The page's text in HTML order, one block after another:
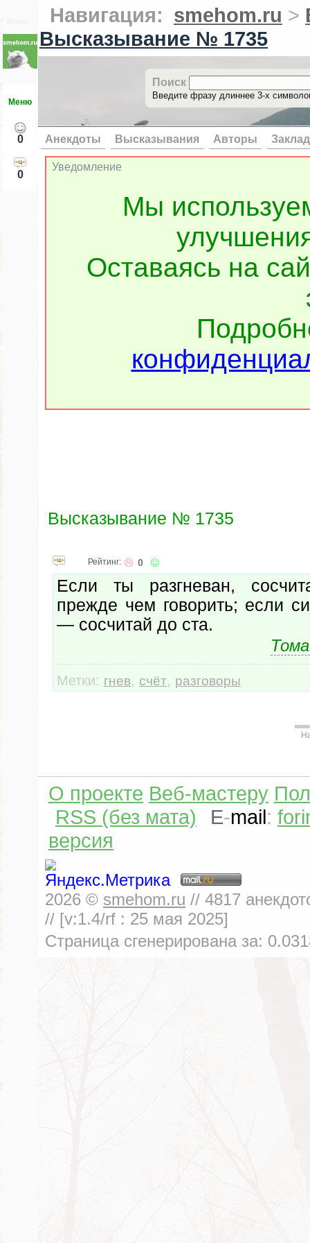
Меню
0
0
Навигация: smehom.ru >
Высказывание № 1735
Поиск
Введите фразу длиннее 3-х
Анекдоты Высказывания Авторы
Уведомление
Мы
Оставаясь на
Высказывание № 1735
Рейтинг: 0
Если ты разгневан,
прежде чем говорить; если
— сосчитай до ста.
Метки: гнев, счёт, разговоры
О проекте Веб-мастеру
RSS (без мата)
E-mail:
версия
2026 © smehom.ru // 4817
// [v:1.4/rf : 25 мая 2025]
Страница сгенерирована за: